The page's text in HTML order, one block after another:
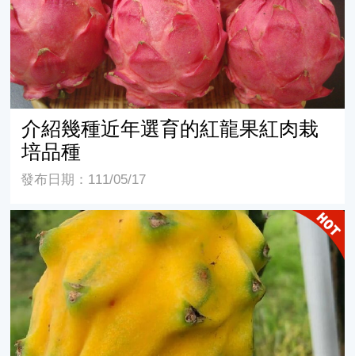
介紹幾種近年選育的紅龍果紅肉栽
培品種
發布日期：111/05/17
黃龍-燕窩果(Hylocereus megalanthus Bauer.)